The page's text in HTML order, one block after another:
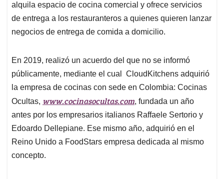
alquila espacio de cocina comercial y ofrece servicios
de entrega a los restauranteros a quienes quieren lanzar
negocios de entrega de comida a domicilio.
En 2019, realizó un acuerdo del que no se informó
públicamente, mediante el cual CloudKitchens adquirió
la empresa de cocinas con sede en Colombia: Cocinas
Ocultas, www.cocinasocultas.com, fundada un año
antes por los empresarios italianos Raffaele Sertorio y
Edoardo Dellepiane. Ese mismo año, adquirió en el
Reino Unido a FoodStars empresa dedicada al mismo
concepto.